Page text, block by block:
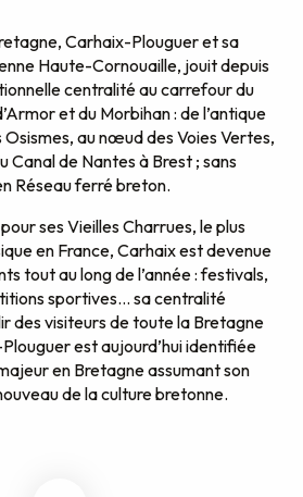
Carhaix-Plouguer et sa
Haute-Cornouaille, jouit depuis
centralité au carrefour du
et du Morbihan : de l’antique
au nœud des Voies Vertes,
Canal de Nantes à Brest ; sans
Réseau ferré breton.
ses Vieilles Charrues, le plus
en France, Carhaix est devenue
tout au long de l’année : festivals,
sportives… sa centralité
des visiteurs de toute la Bretagne
est aujourd’hui identifiée
en Bretagne assumant son
de la culture bretonne.